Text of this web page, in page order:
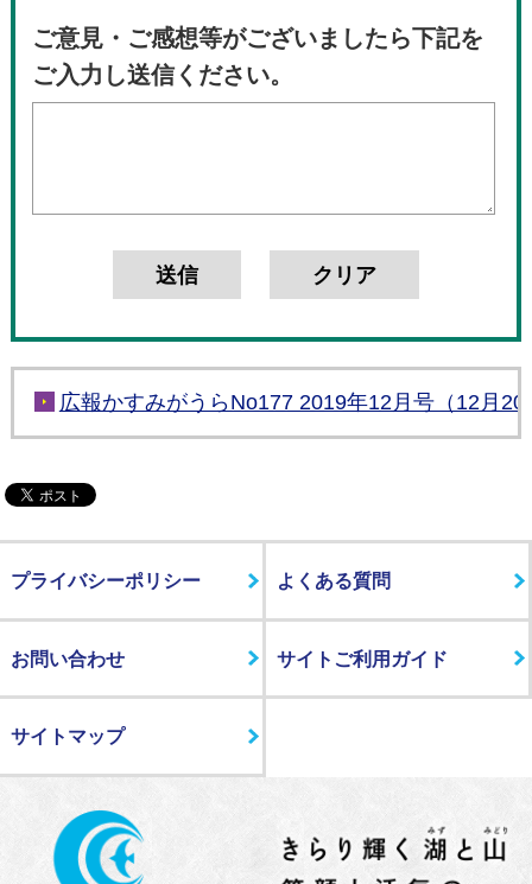
ご意見・ご感想等がございましたら下記を
ご入力し送信ください。
広報かすみがうらNo177 2019年12月号（12月20
プライバシーポリシー よくある質問
お問い合わせ サイトご利用ガイド
サイトマップ